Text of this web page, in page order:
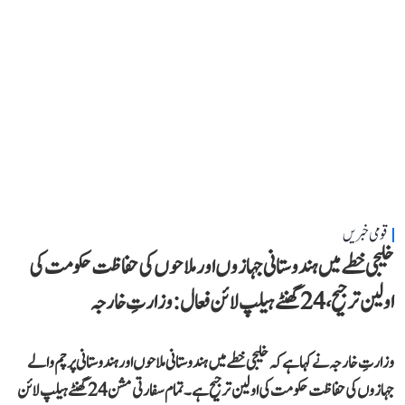
قومی خبریں
خلیجی خطے میں ہندوستانی جہازوں اور ملاحوں کی حفاظت حکومت کی
اولین ترجیح، 24 گھنٹے ہیلپ لائن فعال: وزارتِ خارجہ
وزارتِ خارجہ نے کہا ہے کہ خلیجی خطے میں ہندوستانی ملاحوں اور ہندوستانی پرچم والے
جہازوں کی حفاظت حکومت کی اولین ترجیح ہے۔ تمام سفارتی مشن 24 گھنٹے ہیلپ لائن